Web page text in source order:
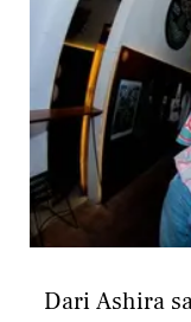
Dari Ashira